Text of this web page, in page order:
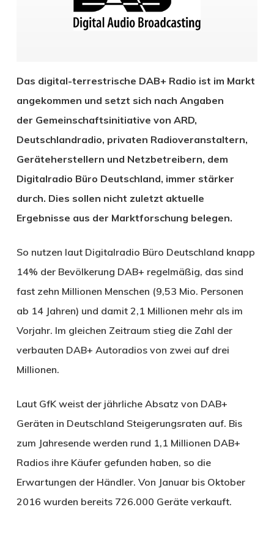
Das digital-terrestrische DAB+ Radio ist im Markt
angekommen und setzt sich nach Angaben
der Gemeinschaftsinitiative von ARD,
Deutschlandradio, privaten Radioveranstaltern,
Geräteherstellern und Netzbetreibern, dem
Digitalradio Büro Deutschland, immer stärker
durch. Dies sollen nicht zuletzt aktuelle
Ergebnisse aus der Marktforschung belegen.
So nutzen laut Digitalradio Büro Deutschland knapp
14% der Bevölkerung DAB+ regelmäßig, das sind
fast zehn Millionen Menschen (9,53 Mio. Personen
ab 14 Jahren) und damit 2,1 Millionen mehr als im
Vorjahr. Im gleichen Zeitraum stieg die Zahl der
verbauten DAB+ Autoradios von zwei auf drei
Millionen.
Laut GfK weist der jährliche Absatz von DAB+
Geräten in Deutschland Steigerungsraten auf. Bis
zum Jahresende werden rund 1,1 Millionen DAB+
Radios ihre Käufer gefunden haben, so die
Erwartungen der Händler. Von Januar bis Oktober
2016 wurden bereits 726.000 Geräte verkauft.